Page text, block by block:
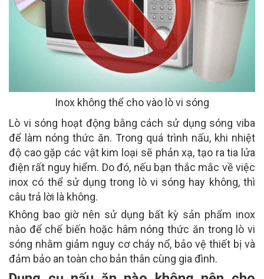
Inox không thể cho vào lò vi sóng
Lò vi sóng hoạt động bằng cách sử dụng sóng viba
để làm nóng thức ăn. Trong quá trình nấu, khi nhiệt
độ cao gặp các vật kim loại sẽ phản xạ, tạo ra tia lửa
điện rất nguy hiểm. Do đó, nếu bạn thắc mắc về việc
inox có thể sử dụng trong lò vi sóng hay không, thì
câu trả lời là không.
Không bao giờ nên sử dụng bất kỳ sản phẩm inox
nào để chế biến hoặc hâm nóng thức ăn trong lò vi
sóng nhằm giảm nguy cơ cháy nổ, bảo vệ thiết bị và
đảm bảo an toàn cho bản thân cùng gia đình.